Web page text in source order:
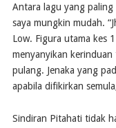
Antara lagu yang paling
saya mungkin mudah.
Low. Figura utama kes
menyanyikan
pulang. Jenaka yang
apabila difikirkan
Sindiran Pitahati tidak